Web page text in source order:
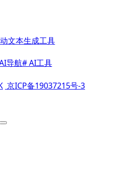
文本生成工具
导航# AI工具
京ICP备19037215号-3